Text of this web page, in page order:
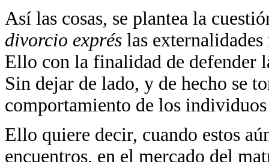
Así las cosas, se plantea la
divorcio exprés las
Ello con la finalidad de defender
Sin dejar de lado, y de hecho se
comportamiento de los
Ello quiere decir, cuando estos
encuentros, en el mercado del